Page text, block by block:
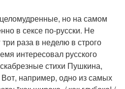
но на самом
в сексе по-русски. Не
раза в неделю в строго
интересовал русского
стихи Пушкина,
например, одно из самых